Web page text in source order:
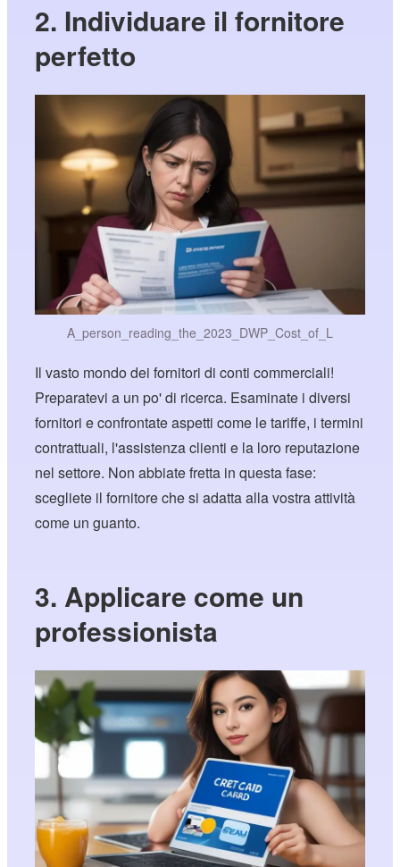
2. Individuare il fornitore
perfetto
A_person_reading_the_2023_DWP_Cost_of_L
Il vasto mondo dei fornitori di conti commerciali!
Preparatevi a un po' di ricerca. Esaminate i diversi
fornitori e confrontate aspetti come le tariffe, i termini
contrattuali, l'assistenza clienti e la loro reputazione
nel settore. Non abbiate fretta in questa fase:
scegliete il fornitore che si adatta alla vostra attività
come un guanto.
3. Applicare come un
professionista